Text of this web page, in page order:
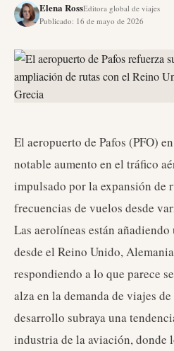
Elena RossEditora global de viajes
Publicado: 16 de mayo de 2026
El aeropuerto de Pafos (PFO)
notable aumento en el tráfico
impulsado por la expansión de
frecuencias de vuelos desde
Las aerolíneas están
desde el Reino Unido,
respondiendo a lo que parece
alza en la demanda de viajes
desarrollo subraya una
industria de la aviación, donde